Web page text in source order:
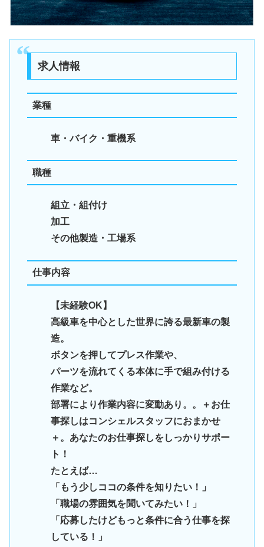
求人情報
業種
車・バイク・重機系
職種
組立・組付け
加工
その他製造・工場系
仕事内容
【未経験OK】
高級車を中心とした世界に誇る最新車の製
造。
ボタンを押してプレス作業や、
パーツを流れてくる本体に手で組み付ける
作業など。
部署により作業内容に変動あり。。＋お仕
事探しはコンシェルスタッフにおまかせ
＋。あなたのお仕事探しをしっかりサポー
ト！
たとえば…
「もう少しココの条件を知りたい！」
「職場の雰囲気を聞いてみたい！」
「応募したけどもっと条件に合う仕事を探
している！」